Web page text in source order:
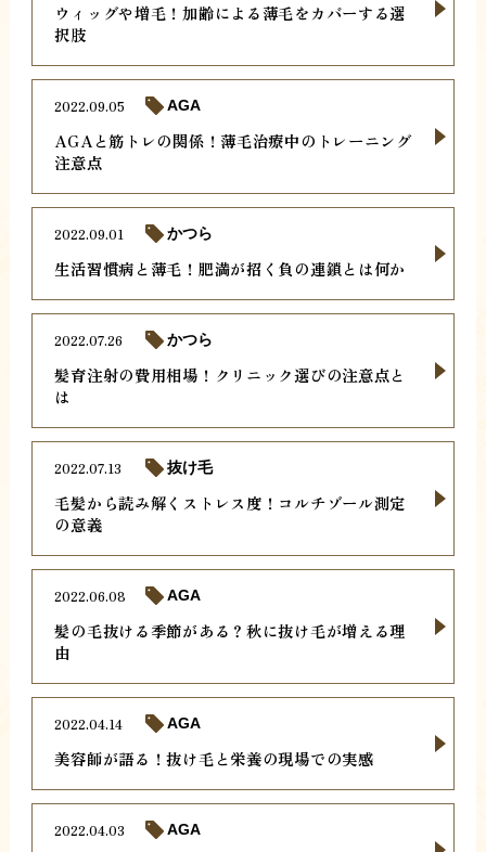
ウィッグや増毛！加齢による薄毛をカバーする選
択肢
AGAと筋トレの関係！薄毛治療中のトレーニング
注意点
2022.09.05 AGA
生活習慣病と薄毛！肥満が招く負の連鎖とは何か
2022.09.01 かつら
髪育注射の費用相場！クリニック選びの注意点と
は
2022.07.26 かつら
毛髪から読み解くストレス度！コルチゾール測定
の意義
2022.07.13 抜け毛
髪の毛抜ける季節がある？秋に抜け毛が増える理
由
2022.06.08 AGA
美容師が語る！抜け毛と栄養の現場での実感
2022.04.14 AGA
2022.04.03 AGA